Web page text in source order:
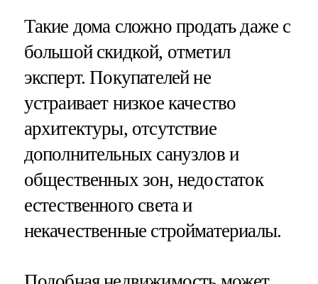
Такие дома сложно продать даже с
большой скидкой, отметил
эксперт. Покупателей не
устраивает низкое качество
архитектуры, отсутствие
дополнительных санузлов и
общественных зон, недостаток
естественного света и
некачественные стройматериалы.